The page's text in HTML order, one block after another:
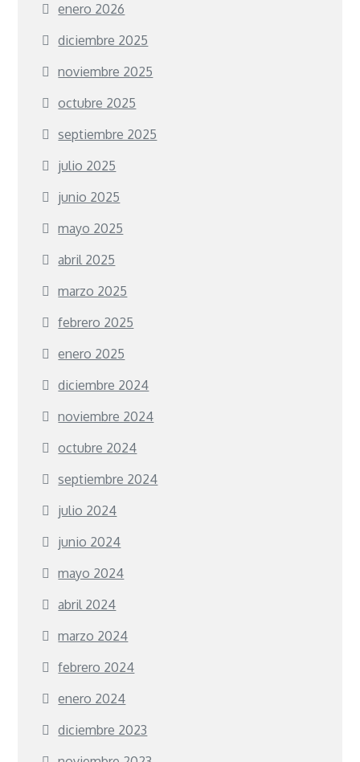
enero 2026
diciembre 2025
noviembre 2025
octubre 2025
septiembre 2025
julio 2025
junio 2025
mayo 2025
abril 2025
marzo 2025
febrero 2025
enero 2025
diciembre 2024
noviembre 2024
octubre 2024
septiembre 2024
julio 2024
junio 2024
mayo 2024
abril 2024
marzo 2024
febrero 2024
enero 2024
diciembre 2023